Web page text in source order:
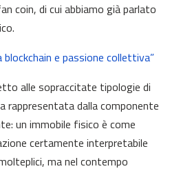
coin, di cui abbiamo già parlato
e passione collettiva”
alle sopraccitate tipologie di
rappresentata dalla componente
un immobile fisico è come
certamente interpretabile
ma nel contempo